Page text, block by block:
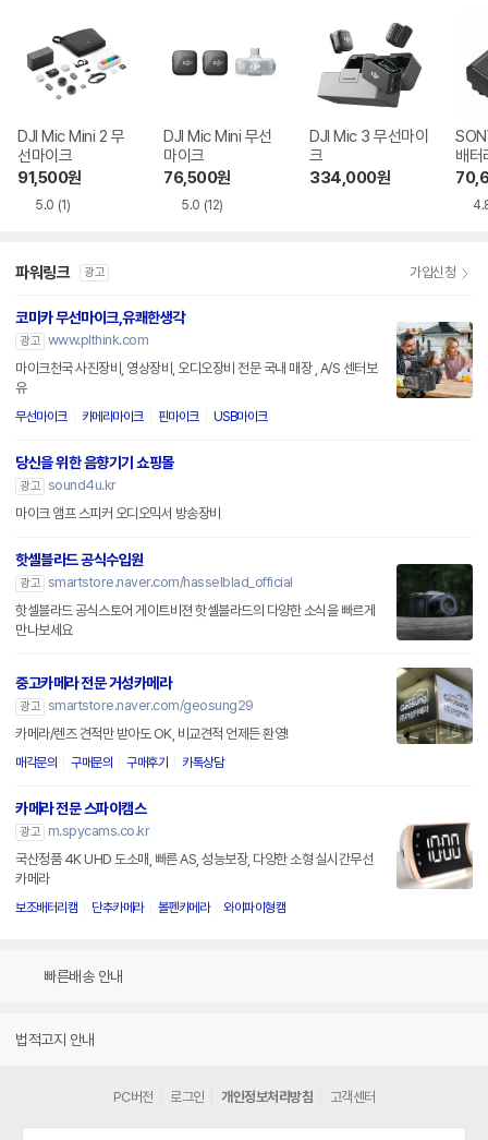
DJI Mic Mini 2 무
선마이크
91,500원
5.0 (1)
DJI Mic Mini 무선
마이크
76,500원
5.0 (12)
DJI Mic 3 무선마이
크
334,000원
배터
파워링크 광고 가입신청
코미카 무선마이크,유쾌한생각
광고 www.plthink.com
마이크천국 사진장비, 영상장비, 오디오장비 전문 국내 매장 , A/S 센터보
유
무선마이크 카메라마이크 핀마이크 USB마이크
당신을 위한 음향기기 쇼핑몰
광고 sound4u.kr
마이크 앰프 스피커 오디오믹서 방송장비
핫셀블라드 공식수입원
광고 smartstore.naver.com/hasselblad_official
핫셀블라드 공식스토어 게이트비젼 핫셀블라드의 다양한 소식을 빠르게
만나보세요
중고카메라 전문 거성카메라
광고 smartstore.naver.com/geosung29
카메라/렌즈 견적만 받아도 OK, 비교견적 언제든 환영!
매각문의 구매문의 구매후기 카톡상담
카메라 전문 스파이캠스
광고
m.spycams.co.kr
국산정품 4K UHD 도소매, 빠른 AS, 성능보장, 다양한 소형 실시간무선
카메라
보조배터리캠 단추카메라 볼펜카메라 와이파이형캠
빠른배송 안내
법적고지 안내
PC버전 로그인 개인정보처리방침 고객센터